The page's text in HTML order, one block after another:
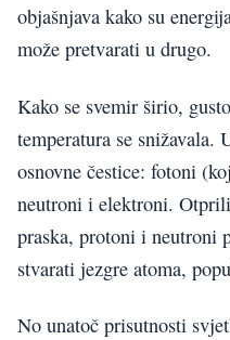
objašnjava kako su
može pretvarati u drugo.
Kako se svemir širio,
temperatura se snižavala.
osnovne čestice: fotoni
neutroni i elektroni.
praska, protoni i neutroni
stvarati jezgre atoma,
No unatoč prisutnosti